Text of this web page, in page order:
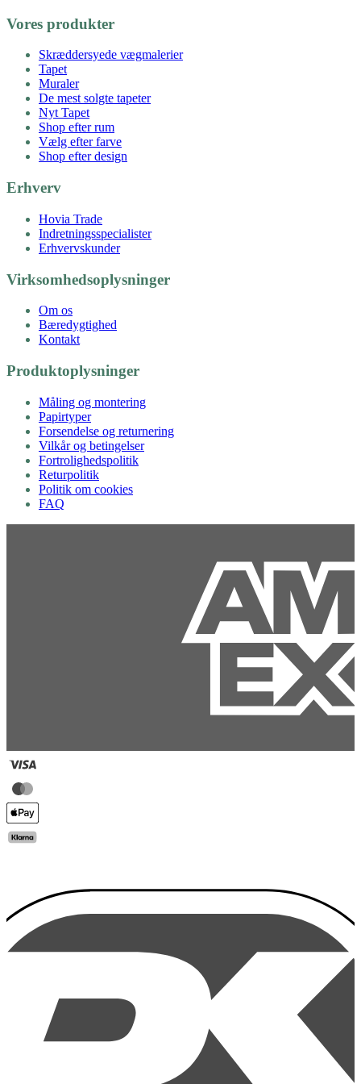
Vores produkter
Skræddersyede vægmalerier
Tapet
Muraler
De mest solgte tapeter
Nyt Tapet
Shop efter rum
Vælg efter farve
Shop efter design
Erhverv
Hovia Trade
Indretningsspecialister
Erhvervskunder
Virksomhedsoplysninger
Om os
Bæredygtighed
Kontakt
Produktoplysninger
Måling og montering
Papirtyper
Forsendelse og returnering
Vilkår og betingelser
Fortrolighedspolitik
Returpolitik
Politik om cookies
FAQ